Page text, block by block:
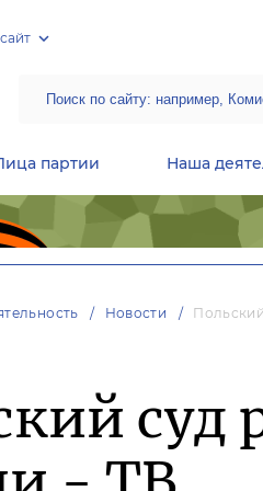
партии Наша
Новости
суд